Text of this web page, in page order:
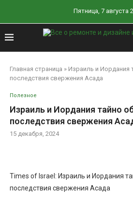
Пятница, 7 августа
Главная страница » Израиль и Иордания
последствия свержения Асада
Полезное
Израиль и Иордания тайно
последствия свержения
15 декабря, 2024
Times of Israel: Израиль и Иордания
последствия свержения Асада